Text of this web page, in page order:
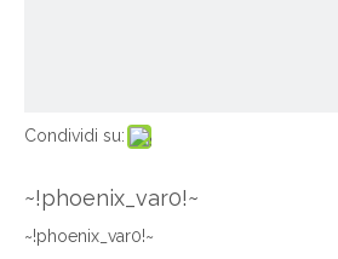
Condividi su:
~!phoenix_var0!~
~!phoenix_var0!~